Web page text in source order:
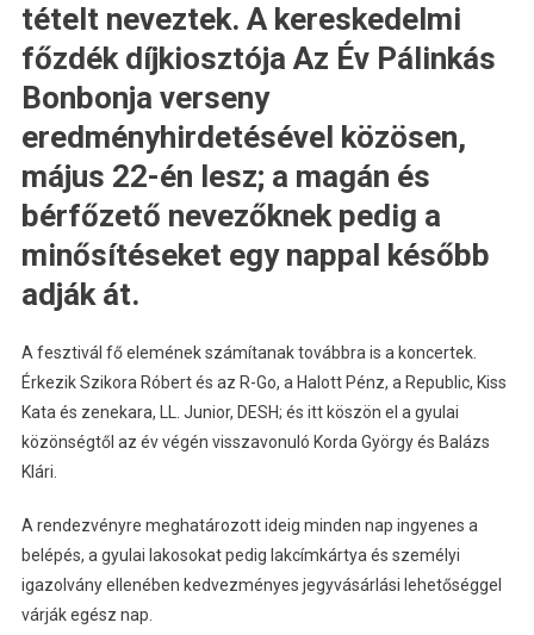
tételt neveztek. A kereskedelmi
főzdék díjkiosztója Az Év Pálinkás
Bonbonja verseny
eredményhirdetésével közösen,
május 22-én lesz; a magán és
bérfőzető nevezőknek pedig a
minősítéseket egy nappal később
adják át.
A fesztivál fő elemének számítanak továbbra is a koncertek.
Érkezik Szikora Róbert és az R-Go, a Halott Pénz, a Republic, Kiss
Kata és zenekara, LL. Junior, DESH; és itt köszön el a gyulai
közönségtől az év végén visszavonuló Korda György és Balázs
Klári.
A rendezvényre meghatározott ideig minden nap ingyenes a
belépés, a gyulai lakosokat pedig lakcímkártya és személyi
igazolvány ellenében kedvezményes jegyvásárlási lehetőséggel
várják egész nap.